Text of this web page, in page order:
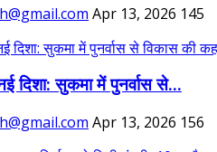
Apr 13, 2026 145
दिशा: सुकमा में पुनर्वास से...
Apr 13, 2026 156